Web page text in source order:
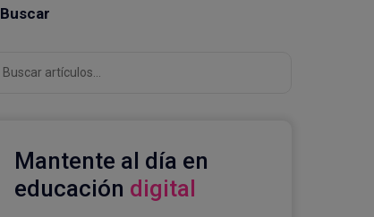
Buscar
Mantente al día en
educación digital